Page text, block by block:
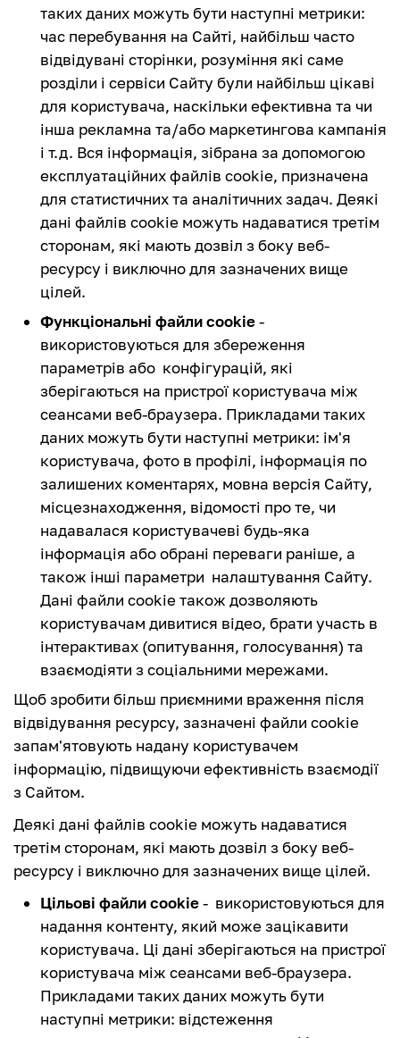
таких даних можуть бути наступні метрики:
час перебування на Сайті, найбільш часто
відвідувані сторінки, розуміння які саме
розділи і сервіси Сайту були найбільш цікаві
для користувача, наскільки ефективна та чи
інша рекламна та/або маркетингова кампанія
і т.д. Вся інформація, зібрана за допомогою
експлуатаційних файлів cookie, призначена
для статистичних та аналітичних задач. Деякі
дані файлів cookie можуть надаватися третім
сторонам, які мають дозвіл з боку веб-
ресурсу і виключно для зазначених вище
цілей.
Функціональні файли cookie-
використовуються для збереження
параметрів або конфігурацій, які
зберігаються на пристрої користувача між
сеансами веб-браузера. Прикладами таких
даних можуть бути наступні метрики: ім'я
користувача, фото в профілі, інформація по
залишених коментарях, мовна версія Сайту,
місцезнаходження, відомості про те, чи
надавалася користувачеві будь-яка
інформація або обрані переваги раніше, а
також інші параметри налаштування Сайту.
Дані файли cookie також дозволяють
користувачам дивитися відео, брати участь в
інтерактивах (опитування, голосування) та
взаємодіяти з соціальними мережами.
Щоб зробити більш приємними враження після
відвідування ресурсу, зазначені файли cookie
запам'ятовують надану користувачем
інформацію, підвищуючи ефективність взаємодії
з Сайтом.
Деякі дані файлів cookie можуть надаватися
третім сторонам, які мають дозвіл з боку веб-
ресурсу і виключно для зазначених вище цілей.
Цільові файли cookie- використовуються для
надання контенту, який може зацікавити
користувача. Ці дані зберігаються на пристрої
користувача між сеансами веб-браузера.
Прикладами таких даних можуть бути
наступні метрики: відстеження